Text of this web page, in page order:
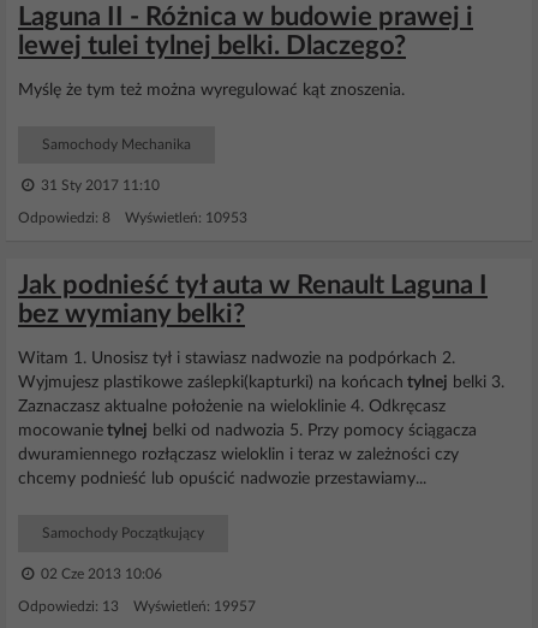
Laguna II - Różnica w budowie prawej i
lewej tulei tylnej belki. Dlaczego?
Myślę że tym też można wyregulować kąt znoszenia.
Samochody Mechanika
31 Sty 2017 11:10
Odpowiedzi: 8 Wyświetleń: 10953
Jak podnieść tył auta w Renault Laguna I
bez wymiany belki?
Witam 1. Unosisz tył i stawiasz nadwozie na podpórkach 2.
Wyjmujesz plastikowe zaślepki(kapturki) na końcach tylnej belki 3.
Zaznaczasz aktualne położenie na wieloklinie 4. Odkręcasz
mocowanie tylnej belki od nadwozia 5. Przy pomocy ściągacza
dwuramiennego rozłączasz wieloklin i teraz w zależności czy
chcemy podnieść lub opuścić nadwozie przestawiamy...
Samochody Początkujący
02 Cze 2013 10:06
Odpowiedzi: 13 Wyświetleń: 19957